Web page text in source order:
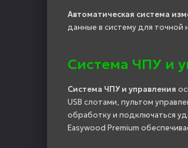
Автоматическая система
данные в систему для
Система ЧПУ и
Система ЧПУ и управления
USB слотами, пультом
обработку и подключаться
Easywood Premium